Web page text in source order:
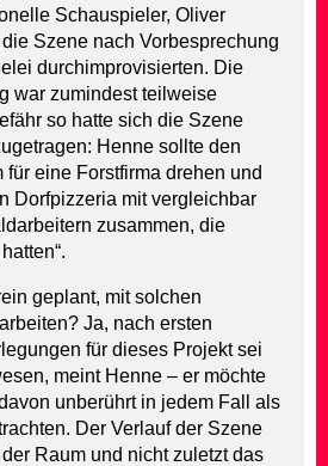
Schauspieler, Oliver
Szene nach Vorbesprechung
durchimprovisierten. Die
war zumindest teilweise
so hatte sich die Szene
Henne sollte den
für eine Forstfirma drehen und
Dorfpizzeria mit vergleichbar
zusammen, die
geplant, mit solchen
Ja, nach ersten
für dieses Projekt sei
meint Henne – er möchte
unberührt in jedem Fall als
Der Verlauf der Szene
Raum und nicht zuletzt das